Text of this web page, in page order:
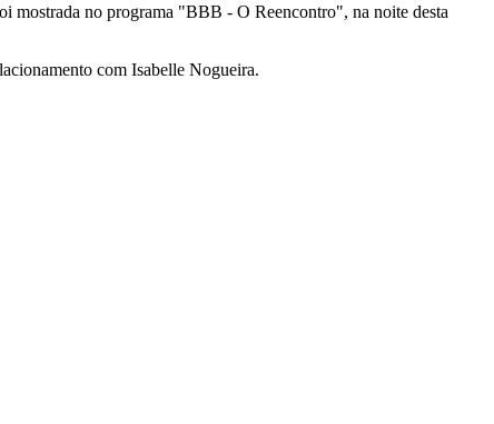
mostrada no programa "BBB - O Reencontro", na noite desta
com Isabelle Nogueira.